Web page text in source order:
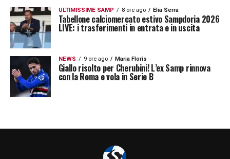
ULTIMISSIME SAMP 8 ore ago Elia Serra
Tabellone calciomercato estivo Sampdoria 2026
LIVE: i trasferimenti in entrata e in uscita
NEWS 9 ore ago Maria Floris
Giallo risolto per Cherubini! L’ex Samp rinnova
con la Roma e vola in Serie B